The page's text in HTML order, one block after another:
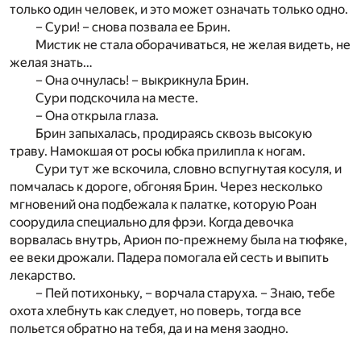
только один человек, и это может означать только одно.
– Сури! – снова позвала ее Брин.
Мистик не стала оборачиваться, не желая видеть, не
желая знать…
– Она очнулась! – выкрикнула Брин.
Сури подскочила на месте.
– Она открыла глаза.
Брин запыхалась, продираясь сквозь высокую
траву. Намокшая от росы юбка прилипла к ногам.
Сури тут же вскочила, словно вспугнутая косуля, и
помчалась к дороге, обгоняя Брин. Через несколько
мгновений она подбежала к палатке, которую Роан
соорудила специально для фрэи. Когда девочка
ворвалась внутрь, Арион по-прежнему была на тюфяке,
ее веки дрожали. Падера помогала ей сесть и выпить
лекарство.
– Пей потихоньку, – ворчала старуха. – Знаю, тебе
охота хлебнуть как следует, но поверь, тогда все
польется обратно на тебя, да и на меня заодно.